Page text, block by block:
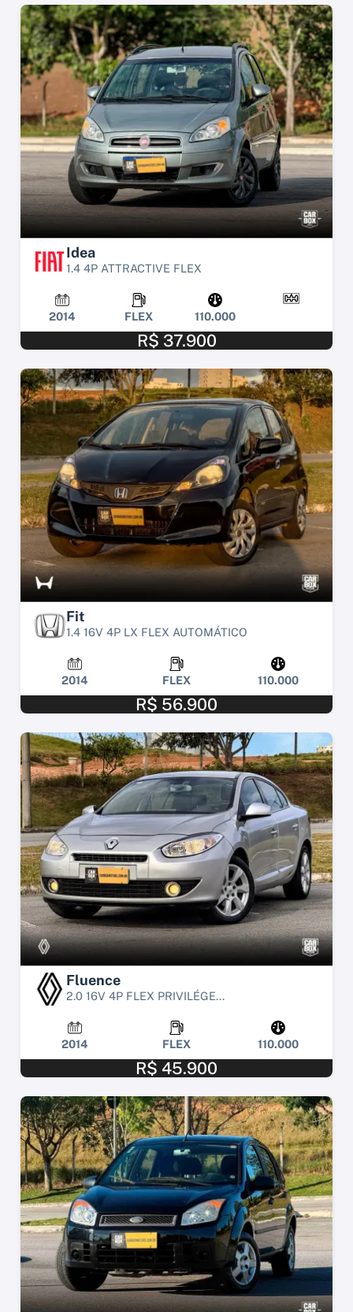
Idea
1.4 4P ATTRACTIVE FLEX
2014 FLEX 110.000
R$ 37.900
Fit
1.4 16V 4P LX FLEX AUTOMÁTICO
2014 FLEX 110.000
R$ 56.900
Fluence
2.0 16V 4P FLEX PRIVILÉGE...
2014 FLEX 110.000
R$ 45.900